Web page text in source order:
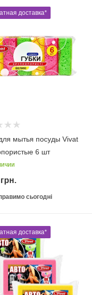
доставка*
мытья посуды Vivat
6 шт
грн.
сьогодні
доставка*